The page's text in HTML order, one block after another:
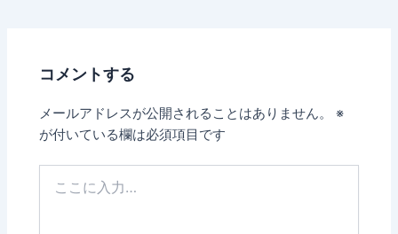
コメントする
メールアドレスが公開されることはありません。
※
が付いている欄は必須項目です